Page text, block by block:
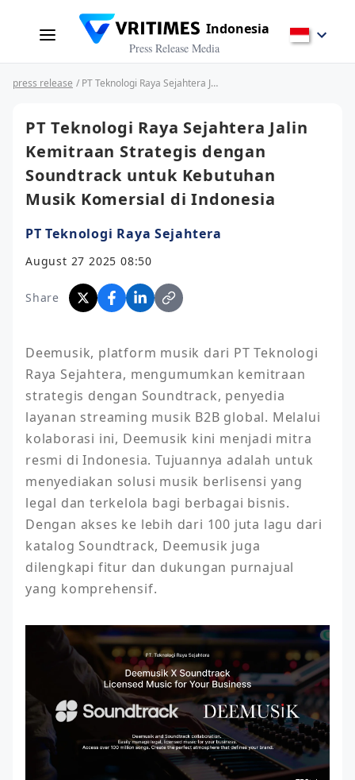
Indonesia
Press Release Media
press release / PT Teknologi Raya Sejahtera Jalin Kemitraan Strategis dengan Soundtrack untuk Kebutuhan Musik Komersial di Indonesia
PT Teknologi Raya Sejahtera Jalin
Kemitraan Strategis dengan
Soundtrack untuk Kebutuhan
Musik Komersial di Indonesia
PT Teknologi Raya Sejahtera
August 27 2025 08:50
Share
Deemusik, platform musik dari PT Teknologi
Raya Sejahtera, mengumumkan kemitraan
strategis dengan Soundtrack, penyedia
layanan streaming musik B2B global. Melalui
kolaborasi ini, Deemusik kini menjadi mitra
resmi di Indonesia. Tujuannya adalah untuk
menyediakan solusi musik berlisensi yang
legal dan terkelola bagi berbagai bisnis.
Dengan akses ke lebih dari 100 juta lagu dari
katalog Soundtrack, Deemusik juga
dilengkapi fitur dan dukungan purnajual
yang komprehensif.